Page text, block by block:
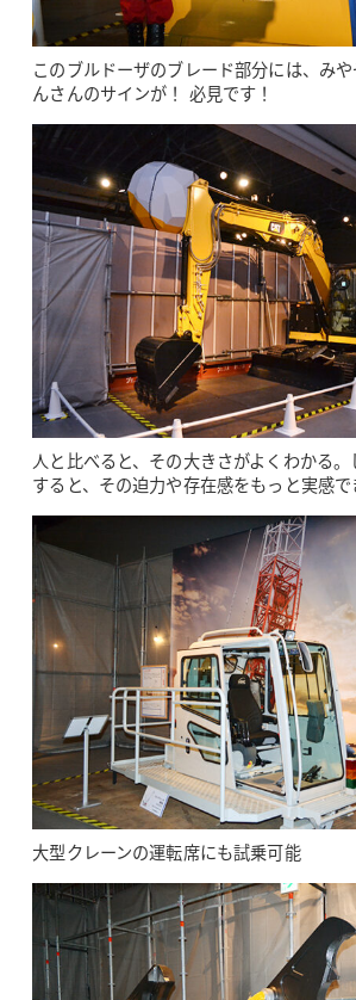
このブルドーザのブレード部分には、み
んさんのサインが！ 必見です！
人と比べると、その大きさがよくわかる
すると、その迫力や存在感をもっと実感で
大型クレーンの運転席にも試乗可能